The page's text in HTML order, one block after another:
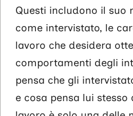
Questi includono il suo
come intervistato, le
lavoro che desidera
comportamenti degli
pensa che gli
e cosa pensa lui stesso